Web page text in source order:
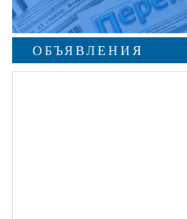
ОБЪЯВЛЕНИЯ